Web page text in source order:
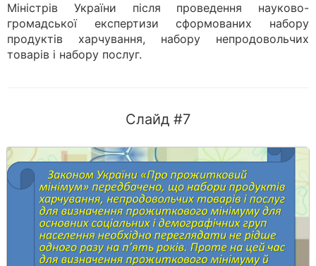
Міністрів України після проведення науково-
громадської експертизи сформованих набору
продуктів харчування, набору непродовольчих
товарів і набору послуг.
Слайд #7